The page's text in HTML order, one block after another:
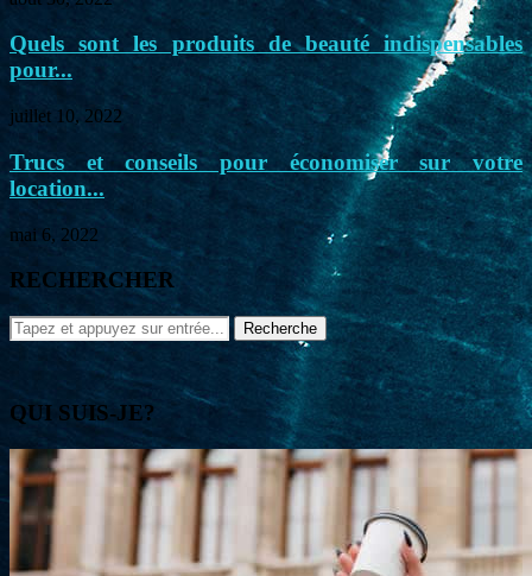
Quels sont les produits de beauté indispensables
pour...
juillet 10, 2022
Trucs et conseils pour économiser sur votre
location...
mai 6, 2022
RECHERCHER
QUI SUIS-JE?